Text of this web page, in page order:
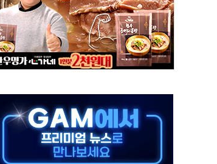
차에 치여 사망
명 숨져
결혼 페널티' 22개 과제 손본다
사망·1명 실종
에 숨진 채 발견
체포
주 연설서 신경전 고조
영"·野 "졸속 국정"